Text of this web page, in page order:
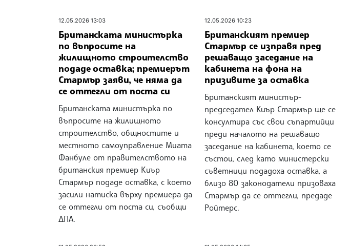
12.05.2026 13:03
Британската министърка
по въпросите на
жилищното строителство
подаде оставка; премиерът
Стармър заяви, че няма да
се оттегли от поста си
Британската министърка по
въпросите на жилищното
строителство, общностите и
местното самоуправление Миата
Фанбуле от правителството на
британския премиер Kиър
Стармър подаде оставка, с което
засили натиска върху премиера да
се оттегли от поста си, съобщи
ДПА.
12.05.2026 10:23
Британският премиер
Стармър се изправя пред
решаващо заседание на
кабинета на фона на
призивите за оставка
Британският министър-
председател Киър Стармър ще се
консултира със свои съпартийци
преди началото на решаващо
заседание на кабинета, което се
състои, след като министерски
съветници подадоха оставка, а
близо 80 законодатели призоваха
Стармър да се оттегли, предаде
Ройтерс.